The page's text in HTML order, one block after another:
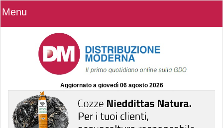
Menu
Aggiornato a giovedì 06 agosto 2026